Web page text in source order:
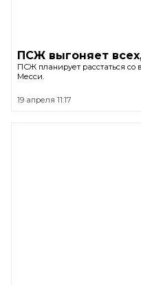
ПСЖ выгоняет
ПСЖ планирует расстаться
Месси.
19 апреля 11:17